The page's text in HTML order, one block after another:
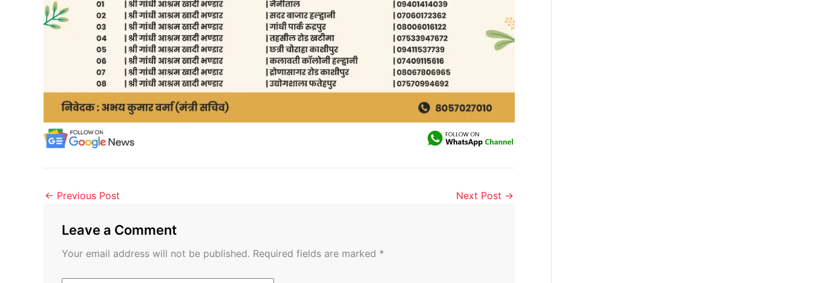
← Previous Post Next Post →
Leave a Comment
Your email address will not be published. Required fields are marked *